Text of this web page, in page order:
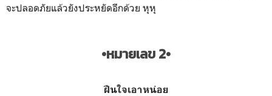
จะปลอดภัยแล้วยังประหยัดอีกด้วย หุหุ
•หมายเลข 2•
ฝืนใจเอาหน่อย